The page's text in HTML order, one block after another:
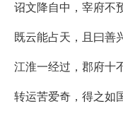
诏文降自中，宰府不
既云能占天，且曰善
江淮一经过，郡府十
转运苦爱奇，得之如